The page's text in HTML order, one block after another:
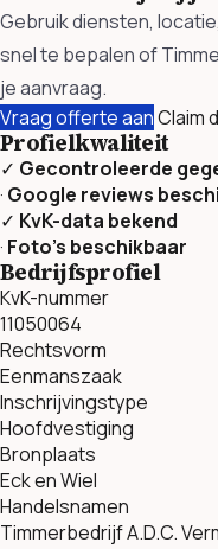
Gebruik diensten,
snel te bepalen of
je aanvraag.
Vraag offerte aanClaim
Profielkwaliteit
✓ Gecontroleerde
· Google reviews
✓ KvK-data bekend
· Foto’s beschikbaar
Bedrijfsprofiel
KvK-nummer
11050064
Rechtsvorm
Eenmanszaak
Inschrijvingstype
Hoofdvestiging
Bronplaats
Eck en Wiel
Handelsnamen
Timmerbedrijf A.D.C.